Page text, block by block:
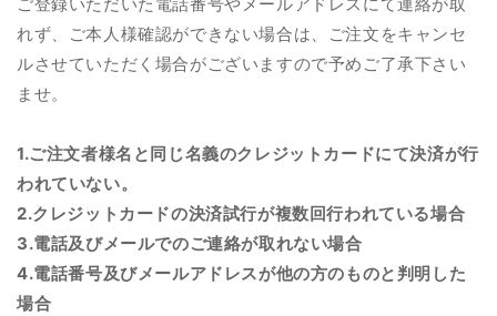
れず、ご本人様確認ができない場合は、ご注文をキャンセ
ルさせていただく場合がございますので予めご了承下さい
ませ。
1.ご注文者様名と同じ名義のクレジットカードにて決済が行
われていない。
2.クレジットカードの決済試行が複数回行われている場合
3.電話及びメールでのご連絡が取れない場合
4.電話番号及びメールアドレスが他の方のものと判明した
場合